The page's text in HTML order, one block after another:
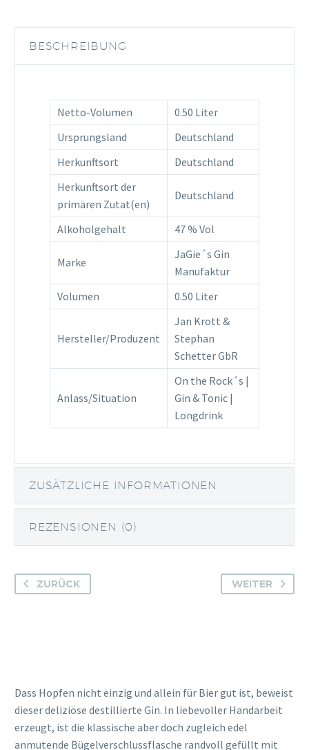
Menge
BESCHREIBUNG
Netto-Volumen
0.50 Liter
Ursprungsland
Deutschland
Herkunftsort
Deutschland
Herkunftsort der
primären Zutat(en)
Deutschland
Alkoholgehalt 47 % Vol
Marke
JaGie´s Gin
Manufaktur
Volumen
0.50 Liter
Hersteller/Produzent
Jan Krott &
Stephan
Schetter GbR
Anlass/Situation
On the Rock´s |
Gin & Tonic |
Longdrink
ZUSÄTZLICHE INFORMATIONEN
REZENSIONEN (0)
ZURÜCK WEITER
Dass Hopfen nicht einzig und allein für Bier gut ist, beweist
dieser deliziöse destillierte Gin. In liebevoller Handarbeit
erzeugt, ist die klassische aber doch zugleich edel
anmutende Bügelverschlussflasche randvoll gefüllt mit